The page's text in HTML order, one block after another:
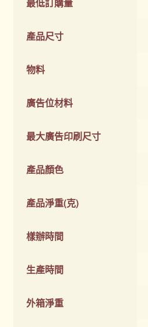
產品尺寸
物料
廣告位材料
最大廣告印刷尺寸
產品顏色
產品淨重(克)
樣辦時間
生產時間
外箱淨重